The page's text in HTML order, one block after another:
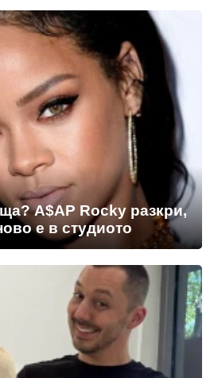
A$AP Rocky разкри,
е в студиото